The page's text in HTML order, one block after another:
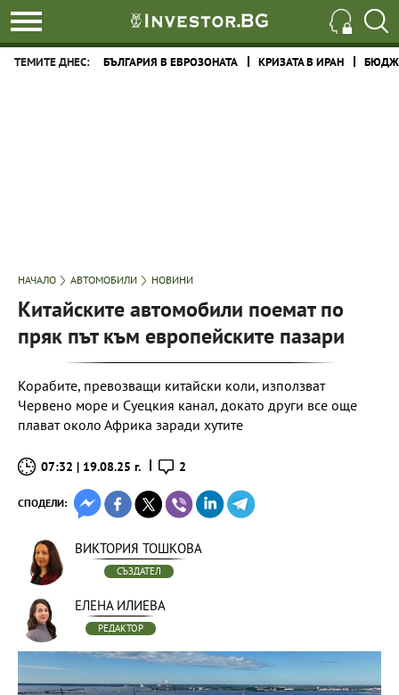
ТЕМИТЕ ДНЕС: БЪЛГАРИЯ В ЕВРОЗОНАТА КРИЗАТА В ИРАН
НАЧАЛО АВТОМОБИЛИ НОВИНИ
Китайските автомобили поемат по
пряк път към европейските пазари
Корабите, превозващи китайски коли, използват
Червено море и Суецкия канал, докато други все още
плават около Африка заради хутите
07:32 | 19.08.25 г. 2
СПОДЕЛИ:
ВИКТОРИЯ ТОШКОВА
СЪЗДАТЕЛ
ЕЛЕНА ИЛИЕВА
РЕДАКТОР